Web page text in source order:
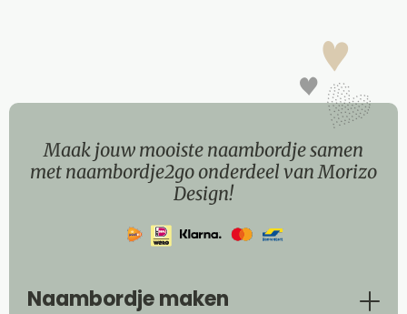
Maak jouw mooiste naambordje samen
met naambordje2go onderdeel van Morizo
Design!
Naambordje maken